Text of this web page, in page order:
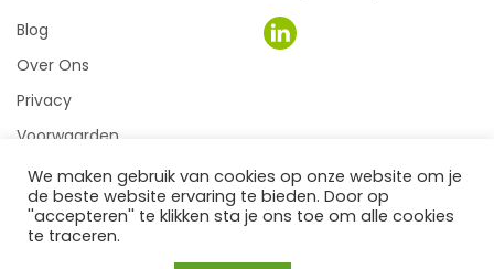
Blog
Over Ons
Privacy
Voorwaarden
een we make it website
We maken gebruik van cookies op onze website om je
de beste website ervaring te bieden. Door op
''accepteren'' te klikken sta je ons toe om alle cookies
te traceren.